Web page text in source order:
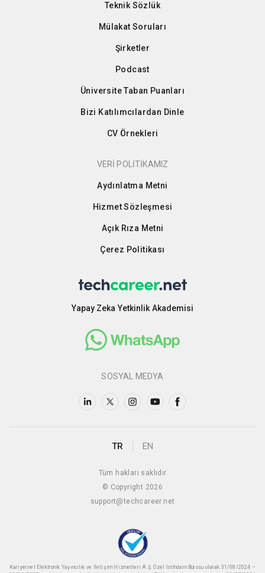
Teknik Sözlük
Mülakat Soruları
Şirketler
Podcast
Üniversite Taban Puanları
Bizi Katılımcılardan Dinle
CV Örnekleri
VERİ POLİTİKAMIZ
Aydınlatma Metni
Hizmet Sözleşmesi
Açık Rıza Metni
Çerez Politikası
Yapay Zeka Yetkinlik Akademisi
SOSYAL MEDYA
TR EN
Tüm hakları saklıdır
© Copyright 2026
support@techcareer.net
Kariyer.net Elektronik Yayıncılık ve İletişim Hizmetleri A.Ş. Özel İstihdam Bürosu olarak 31/08/2024 –